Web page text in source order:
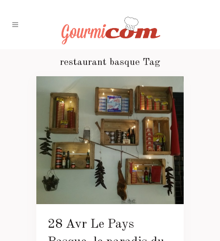
restaurant basque Tag
28 Avr Le Pays